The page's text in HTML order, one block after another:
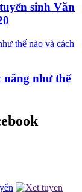
sinh Văn
năng như thế